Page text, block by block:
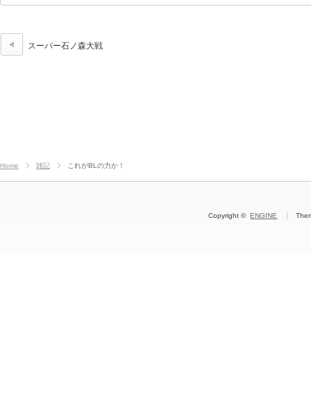
スーパー石ノ森大戦
Home 雑記 これがBLの力か！
Copyright ©ENGINE